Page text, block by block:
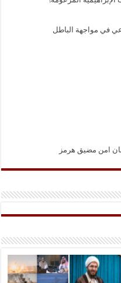
في مواجهة الباطل
امن مضيق هرمز